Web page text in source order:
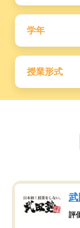
学年
授業形式
評